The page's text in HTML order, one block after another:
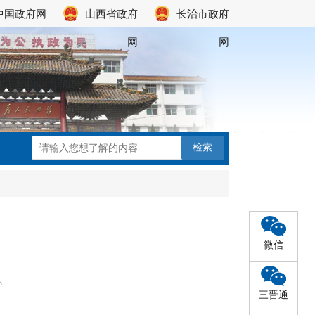
微信
三晋通
国政府网 山西省政府
网
长治市政府
网